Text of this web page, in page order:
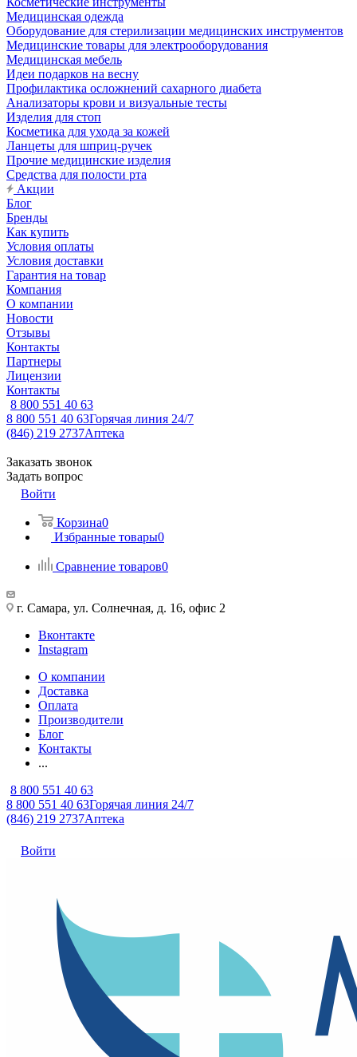
Медицинская одежда
Оборудование для стерилизации медицинских инструментов
Медицинские товары для электрооборудования
Медицинская мебель
Идеи подарков на весну
Профилактика осложнений сахарного диабета
Анализаторы крови и визуальные тесты
Изделия для стоп
Косметика для ухода за кожей
Ланцеты для шприц-ручек
Прочие медицинские изделия
Средства для полости рта
Акции
Блог
Бренды
Как купить
Условия оплаты
Условия доставки
Гарантия на товар
Компания
О компании
Новости
Отзывы
Контакты
Партнеры
Лицензии
Контакты
8 800 551 40 63
8 800 551 40 63Горячая линия 24/7
(846) 219 2737Аптека
Заказать звонок
Задать вопрос
Войти
Корзина0
Избранные товары0
Сравнение товаров0
г. Самара, ул. Солнечная, д. 16, офис 2
Вконтакте
Instagram
О компании
Доставка
Оплата
Производители
Блог
Контакты
...
8 800 551 40 63
8 800 551 40 63Горячая линия 24/7
(846) 219 2737Аптека
Войти